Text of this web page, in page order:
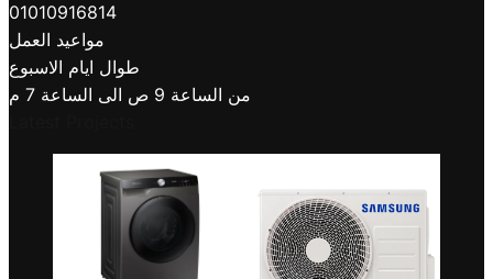
01010916814
مواعيد العمل
طوال ايام الاسبوع
من الساعة 9 ص الى الساعة 7 م